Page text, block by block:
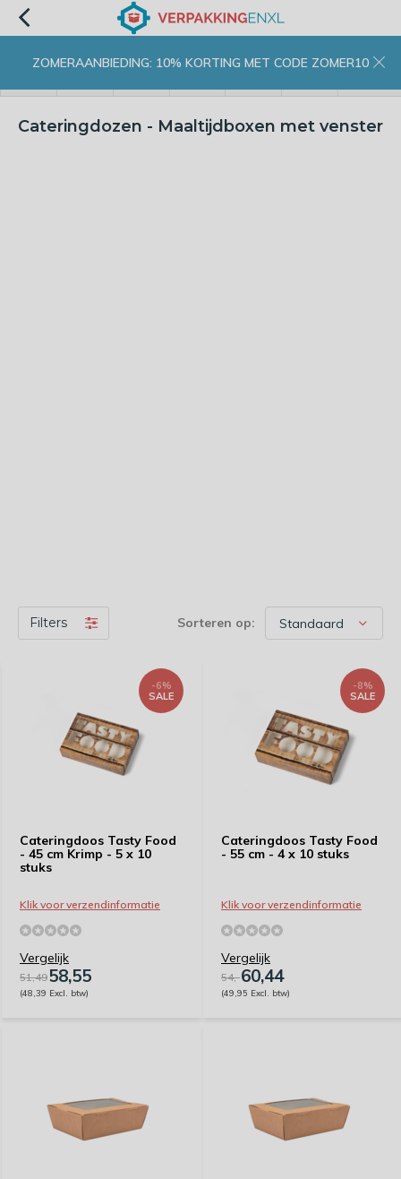
ZOMERAANBIEDING: 10% KORTING MET CODE ZOMER10
Cateringdozen - Maaltijdboxen met venster
Filters Sorteren op:
Cateringdoos Tasty Food
- 45 cm Krimp - 5 x 10
stuks
-6%
SALE
Klik voor verzendinformatie
Vergelijk
51,4958,55
(48,39 Excl. btw)
Cateringdoos Tasty Food
- 55 cm - 4 x 10 stuks
-8%
SALE
Klik voor verzendinformatie
Vergelijk
54,-60,44
(49,95 Excl. btw)